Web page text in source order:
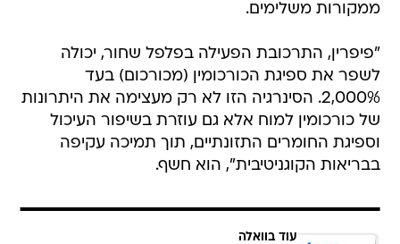
ממקורות משלימים.
"פיפרין, התרכובת הפעילה בפלפל שחור, יכולה
לשפר את ספיגת הכורכומין (מכורכום) בעד
2,000%. הסינרגיה הזו לא רק מעצימה את היתרונות
של כורכומין למוח אלא גם עוזרת בשיפור העיכול
וספיגת החומרים התזונתיים, תוך תמיכה עקיפה
בבריאות הקוגניטיבית", הוא חשף.
עוד בוואלה